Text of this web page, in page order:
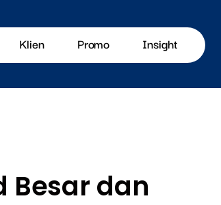
Klien Promo Insight
Besar dan